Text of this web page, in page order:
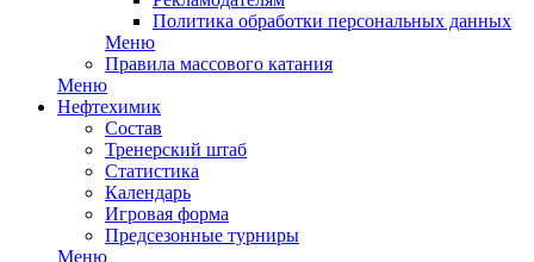
Политика обработки персональных данных
Меню
Правила массового катания
Меню
Нефтехимик
Состав
Тренерский штаб
Статистика
Календарь
Игровая форма
Предсезонные турниры
Меню